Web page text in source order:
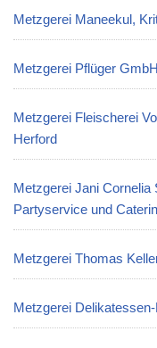
Metzgerei Maneekul,
Metzgerei Pflüger
Metzgerei Fleischerei
Herford
Metzgerei Jani
Partyservice und
Metzgerei Thomas
Metzgerei